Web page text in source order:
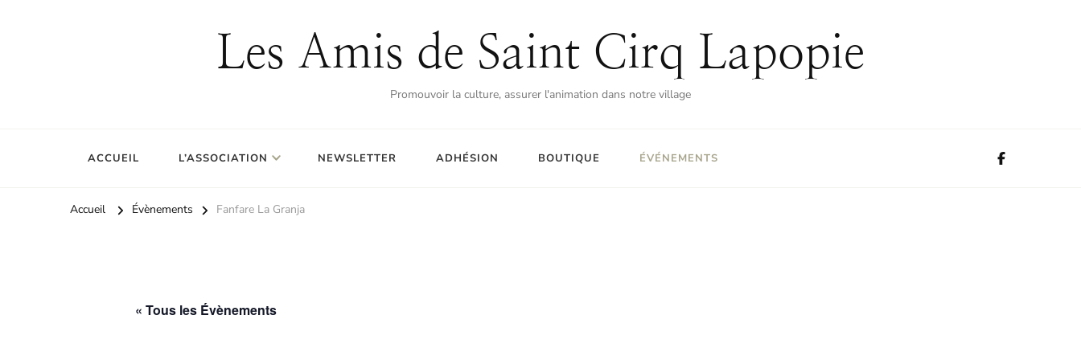
Les Amis de Saint Cirq Lapopie
Promouvoir la culture, assurer l'animation dans notre village
ACCUEIL L’ASSOCIATION NEWSLETTER ADHÉSION BOUTIQUE ÉVÉNEMENTS
Accueil Évènements Fanfare La Granja
« Tous les Évènements